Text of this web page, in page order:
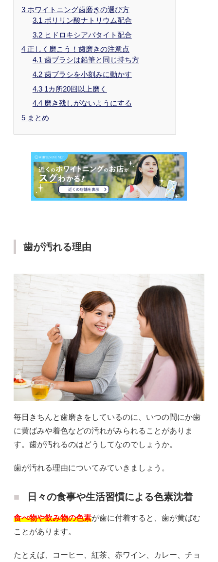
3 ホワイトニング歯磨きの選び方
3.1 ポリリン酸ナトリウム配合
3.2ヒドロキシアパタイト配合
4 正しく磨こう！歯磨きの注意点
4.1 歯ブラシは鉛筆と同じ持ち方
4.2歯ブラシを小刻みに動かす
4.31カ所20回以上磨く
4.4磨き残しがないようにする
5 まとめ
歯が汚れる理由
毎日きちんと歯磨きをしているのに、いつの間にか歯
に黄ばみや着色などの汚れがみられることがありま
す。歯が汚れるのはどうしてなのでしょうか。
歯が汚れる理由についてみていきましょう。
日々の食事や生活習慣による色素沈着
食べ物や飲み物の色素が歯に付着すると、歯が黄ばむ
ことがあります。
たとえば、コーヒー、紅茶、赤ワイン、カレー、チョ